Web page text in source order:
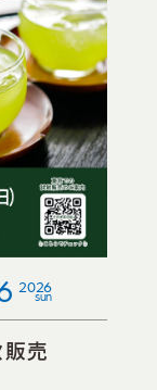
2026
sun
販売